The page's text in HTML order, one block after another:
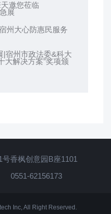
邀您莅临
展
州大心防惠民服务
|宿州市政法委&科大
大解决方案”奖项颁
香枫创意园B座1101
0551-62156173
Inc, All Right Reserved.